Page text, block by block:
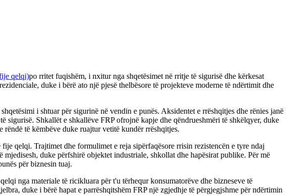
qelqi)po rritet fuqishëm, i nxitur nga shqetësimet në rritje të sigurisë dhe kërkesat
duke i bërë ato një pjesë thelbësore të projekteve moderne të ndërtimit dhe
i shtuar për sigurinë në vendin e punës. Aksidentet e rrëshqitjes dhe rënies janë
Shkallët e shkallëve FRP ofrojnë kapje dhe qëndrueshmëri të shkëlqyer, duke
të këmbëve duke ruajtur vetitë kundër rrëshqitjes.
qelqi. Trajtimet dhe formulimet e reja sipërfaqësore rrisin rezistencën e tyre ndaj
duke përfshirë objektet industriale, shkollat ​​dhe hapësirat publike. Për më
për biznesin tuaj.
nga materiale të ricikluara për t'u tërhequr konsumatorëve dhe bizneseve të
duke i bërë hapat e parrëshqitshëm FRP një zgjedhje të përgjegjshme për ndërtimin